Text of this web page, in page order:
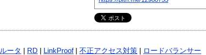
ルータ RD LinkProof| 不正アクセス対策 ロードバランサー